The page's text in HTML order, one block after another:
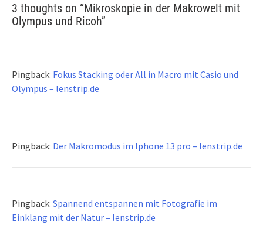
3 thoughts on “Mikroskopie in der Makrowelt mit
Olympus und Ricoh”
Pingback: Fokus Stacking oder All in Macro mit Casio und
Olympus – lenstrip.de
Pingback: Der Makromodus im Iphone 13 pro – lenstrip.de
Pingback: Spannend entspannen mit Fotografie im
Einklang mit der Natur – lenstrip.de